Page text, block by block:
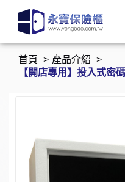
首頁
產品介紹
【開店專用】投入式密